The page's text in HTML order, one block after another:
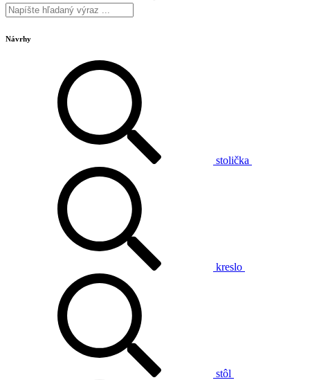
Návrhy
stolička
kreslo
stôl